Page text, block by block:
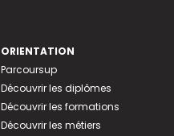
ORIENTATION
Parcoursup
Découvrir les diplômes
Découvrir les formations
Découvrir les métiers